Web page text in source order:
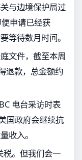
与边境保护局过
申请已经获
等待数月时间。
文件，截至本周
退款，总金额约
电台采访时表
国政府会继续抗
收入。
税。但我们会一